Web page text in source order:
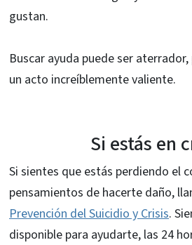
gustan.
Buscar ayuda puede ser
un acto increíblemente valiente.
Si estás en
Si sientes que estás perdiendo el
pensamientos de hacerte daño,
Prevención del Suicidio y Crisis.
disponible para ayudarte, las 24